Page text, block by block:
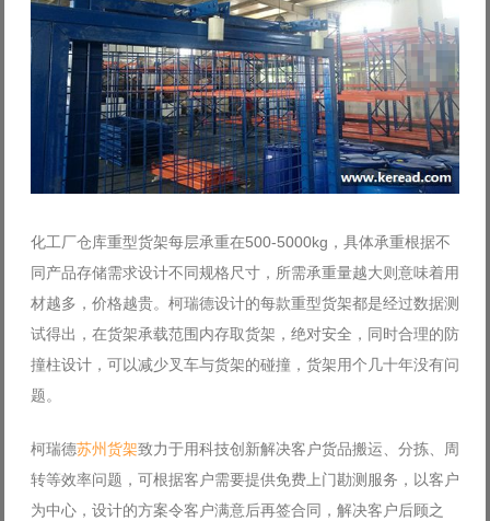
化工厂仓库重型货架每层承重在500-5000kg，具体承重根据不
同产品存储需求设计不同规格尺寸，所需承重量越大则意味着用
材越多，价格越贵。柯瑞德设计的每款重型货架都是经过数据测
试得出，在货架承载范围内存取货架，绝对安全，同时合理的防
撞柱设计，可以减少叉车与货架的碰撞，货架用个几十年没有问
题。
柯瑞德苏州货架致力于用科技创新解决客户货品搬运、分拣、周
转等效率问题，可根据客户需要提供免费上门勘测服务，以客户
为中心，设计的方案令客户满意后再签合同，解决客户后顾之